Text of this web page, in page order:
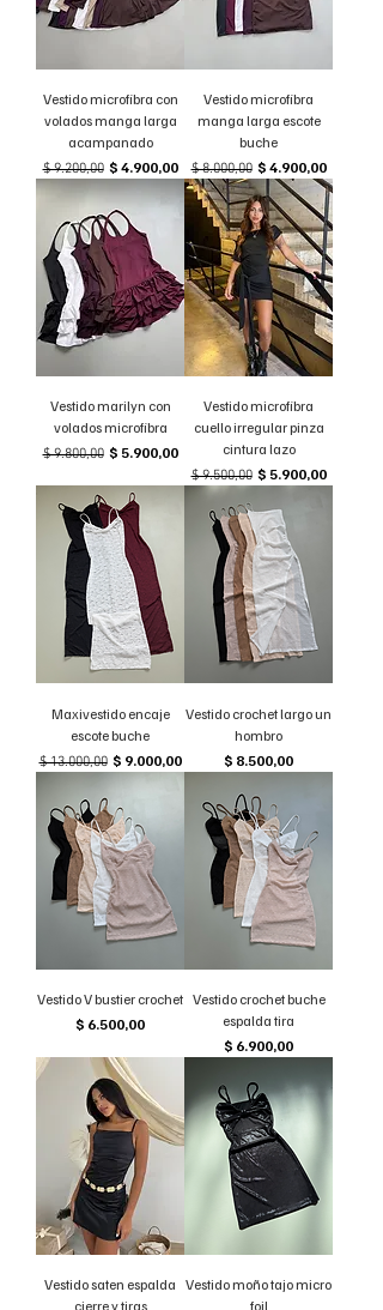
Vestido microfibra con
volados manga larga
acampanado
Precio
$ 9.200,00 Precio de oferta
$ 4.900,00
Vestido microfibra
manga larga escote
buche
Precio
$ 8.000,00 Precio de oferta
$ 4.900,00
Vestido marilyn con
volados microfibra
Precio
$ 9.800,00 Precio de oferta
$ 5.900,00
Vestido microfibra
cuello irregular pinza
cintura lazo
Precio
$ 9.500,00 Precio de oferta
$ 5.900,00
Maxivestido encaje
escote buche
Precio
$ 13.000,00 Precio de oferta
$ 9.000,00
Vestido crochet largo un
hombro
Precio
$ 8.500,00
Vestido V bustier crochet
Precio
$ 6.500,00
Vestido crochet buche
espalda tira
Precio
$ 6.900,00
Vestido saten espalda
cierre y tiras
Vestido moño tajo micro
foil